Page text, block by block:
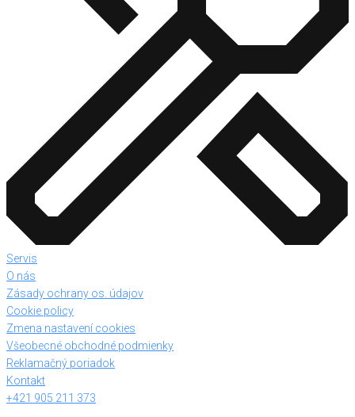
Servis
O nás
Zásady ochrany os. údajov
Cookie policy
Zmena nastavení cookies
Všeobecné obchodné podmienky
Reklamačný poriadok
Kontakt
+421 905 211 373